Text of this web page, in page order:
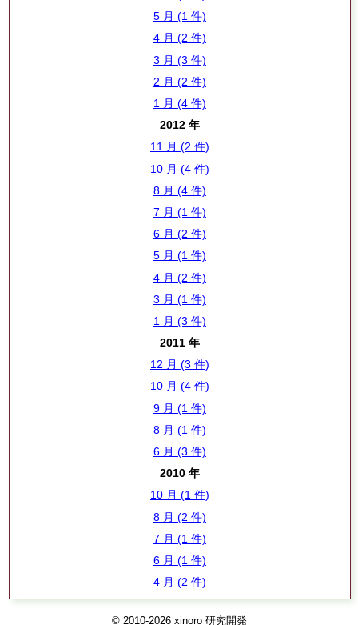
5 月 (1 件)
4 月 (2 件)
3 月 (3 件)
2 月 (2 件)
1 月 (4 件)
2012 年
11 月 (2 件)
10 月 (4 件)
8 月 (4 件)
7 月 (1 件)
6 月 (2 件)
5 月 (1 件)
4 月 (2 件)
3 月 (1 件)
1 月 (3 件)
2011 年
12 月 (3 件)
10 月 (4 件)
9 月 (1 件)
8 月 (1 件)
6 月 (3 件)
2010 年
10 月 (1 件)
8 月 (2 件)
7 月 (1 件)
6 月 (1 件)
4 月 (2 件)
© 2010-2026 xinoro 研究開発